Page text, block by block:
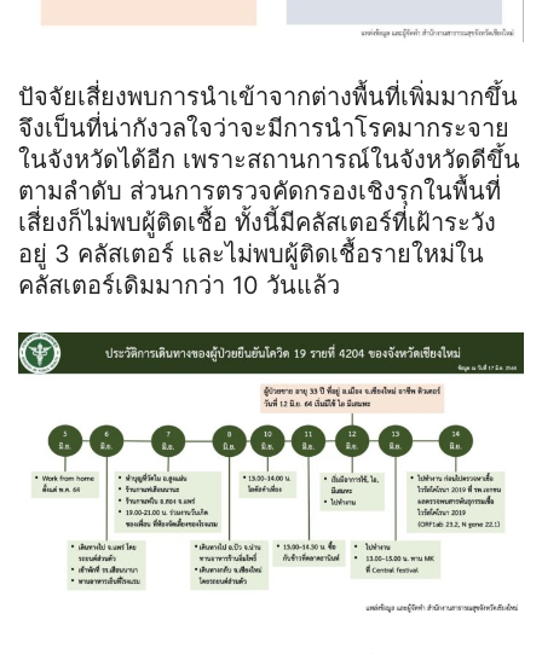
ปัจจัยเสี่ยงพบการนำเข้าจากต่างพื้นที่เพิ่มมากขึ้น
จึงเป็นที่น่ากังวลใจว่าจะมีการนำโรคมากระจาย
ในจังหวัดได้อีก เพราะสถานการณ์ในจังหวัดดีขึ้น
ตามลำดับ ส่วนการตรวจคัดกรองเชิงรุกในพื้นที่
เสี่ยงก็ไม่พบผู้ติดเชื้อ ทั้งนี้มีคลัสเตอร์ที่เฝ้าระวัง
อยู่ 3 คลัสเตอร์ และไม่พบผู้ติดเชื้อรายใหม่ใน
คลัสเตอร์เดิมมากว่า 10 วันแล้ว